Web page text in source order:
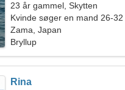
23 år gammel, Skytten
Kvinde søger en mand 26-32
Zama, Japan
Bryllup
Rina